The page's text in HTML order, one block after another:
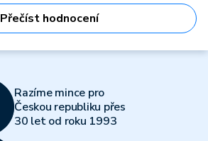
Přečíst hodnocení
Razíme mince pro
Českou republiku přes
30 let od roku 1993